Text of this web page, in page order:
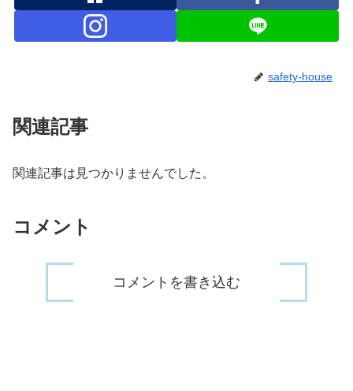
safety-house
関連記事
関連記事は見つかりませんでした。
コメント
コメントを書き込む